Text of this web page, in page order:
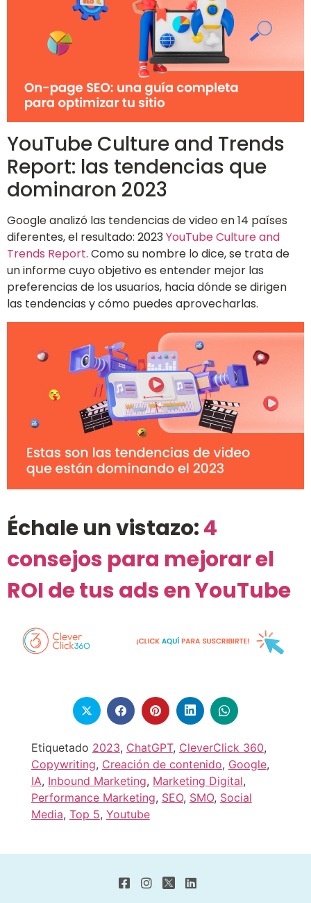
YouTube Culture and Trends
Report: las tendencias que
dominaron 2023
Google analizó las tendencias de video en 14 países
diferentes, el resultado: 2023YouTube Culture and
Trends Report. Como su nombre lo dice, se trata de
un informe cuyo objetivo es entender mejor las
preferencias de los usuarios, hacia dónde se dirigen
las tendencias y cómo puedes aprovecharlas.
Échale un vistazo:4
consejos para mejorar el
ROI de tus ads en YouTube
Etiquetado 2023, ChatGPT, CleverClick 360,
Copywriting, Creación de contenido, Google,
IA, Inbound Marketing, Marketing Digital,
Performance Marketing, SEO, SMO, Social
Media, Top 5, Youtube